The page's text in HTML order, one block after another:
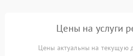
Цены на услуги
Цены актуальны на текущую